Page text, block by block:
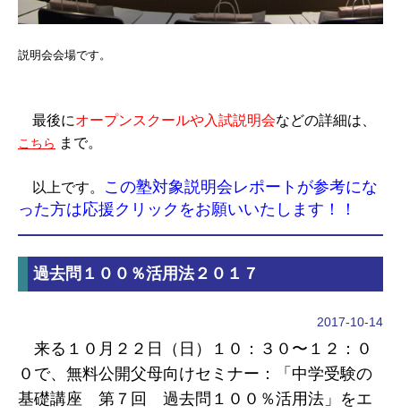
説明会会場です。
最後にオープンスクールや入試説明会などの詳細は、
こちら まで。
以上です。
この塾対象説明会レポートが参考にな
った方は応援クリックをお願いいたします！！
過去問１００％活用法２０１７
2017-10-14
来る１０月２２日（日）１０：３０〜１２：０
０で、無料公開父母向けセミナー：「中学受験の
基礎講座 第７回 過去問１００％活用法」をエ